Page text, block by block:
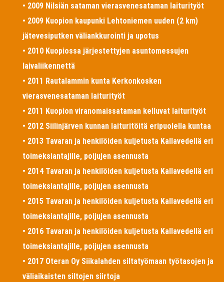
• 2009 Nilsiän sataman vierasvenesataman laiturityöt
• 2009 Kuopion kaupunki Lehtoniemen uuden (2 km)
jätevesiputken väliankkurointi ja upotus
• 2010 Kuopiossa järjestettyjen asuntomessujen
laivaliikennettä
• 2011 Rautalammin kunta Kerkonkosken
vierasvenesataman laiturityöt
• 2011 Kuopion viranomaissataman kelluvat laiturityöt
• 2012 Siilinjärven kunnan laituritöitä eripuolella kuntaa
• 2013 Tavaran ja henkilöiden kuljetusta Kallavedellä eri
toimeksiantajille, poijujen asennusta
• 2014 Tavaran ja henkilöiden kuljetusta Kallavedellä eri
toimeksiantajille, poijujen asennusta
• 2015 Tavaran ja henkilöiden kuljetusta Kallavedellä eri
toimeksiantajille, poijujen asennusta
• 2016 Tavaran ja henkilöiden kuljetusta Kallavedellä eri
toimeksiantajille, poijujen asennusta
• 2017 Oteran Oy Siikalahden siltatyömaan työtasojen ja
väliaikaisten siltojen siirtoja